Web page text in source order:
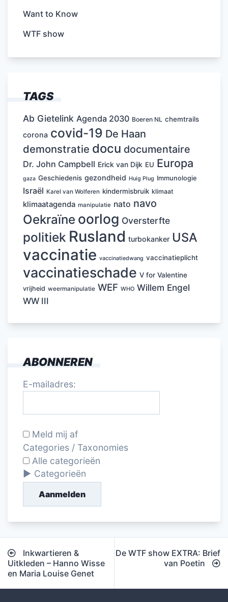
Want to Know
WTF show
TAGS
Ab Gietelink Agenda 2030 Boeren NL chemtrails
corona covid-19 De Haan
demonstratie docu documentaire
Dr. John Campbell Erick van Dijk EU Europa
gaza Geschiedenis gezondheid Huig Plug Immunologie
Israël Karel van Wolferen kindermisbruik klimaat
klimaatagenda manipulatie nato navo
Oekraïne oorlog Oversterfte
politiek Rusland turbokanker USA
vaccinatie vaccinatiedwang vaccinatieplicht
vaccinatieschade V for Valentine
vrijheid weermanipulatie WEF WHO Willem Engel
WW III
ABONNEREN
E-mailadres:
Meld mij af
Categories / Taxonomies
Alle categorieën
Categorieën
Aanmelden
Bericht
navigatie
Inkwartieren &
Uitkleden – Hanno Wisse
en Maria Louise Genet
De WTF show EXTRA: Brief
van Poetin